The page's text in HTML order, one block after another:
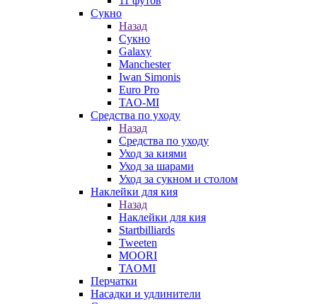
Сукно
Назад
Сукно
Galaxy
Manchester
Iwan Simonis
Euro Pro
TAO-MI
Средства по уходу
Назад
Средства по уходу
Уход за киями
Уход за шарами
Уход за сукном и столом
Наклейки для кия
Назад
Наклейки для кия
Startbilliards
Tweeten
MOORI
TAOMI
Перчатки
Насадки и удлинители